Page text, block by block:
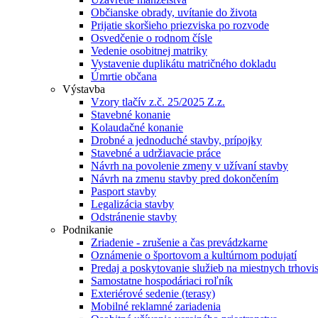
Občianske obrady, uvítanie do života
Prijatie skoršieho priezviska po rozvode
Osvedčenie o rodnom čísle
Vedenie osobitnej matriky
Vystavenie duplikátu matričného dokladu
Úmrtie občana
Výstavba
Vzory tlačív z.č. 25/2025 Z.z.
Stavebné konanie
Kolaudačné konanie
Drobné a jednoduché stavby, prípojky
Stavebné a udržiavacie práce
Návrh na povolenie zmeny v užívaní stavby
Návrh na zmenu stavby pred dokončením
Pasport stavby
Legalizácia stavby
Odstránenie stavby
Podnikanie
Zriadenie - zrušenie a čas prevádzkarne
Oznámenie o športovom a kultúrnom podujatí
Predaj a poskytovanie služieb na miestnych
Samostatne hospodáriaci roľník
Exteriérové sedenie (terasy)
Mobilné reklamné zariadenia